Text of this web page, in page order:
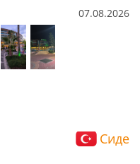
07.08.2026
Сиде